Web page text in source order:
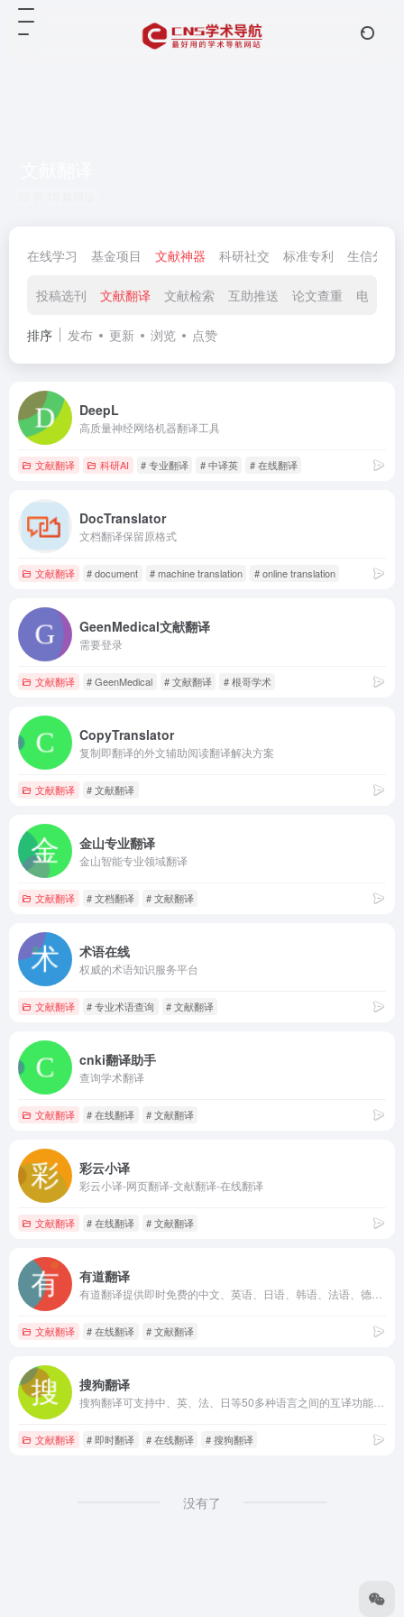
在线学习 基金项目 文献神器 科研社交 标准专利 生信分析
投稿选刊 文献翻译 文献检索 互助推送 论文查重 电子图
排序 发布 更新 浏览 点赞
DeepL
高质量神经网络机器翻译工具
文献翻译 科研AI # 专业翻译 # 中译英 # 在线翻译
DocTranslator
文档翻译保留原格式
文献翻译 # document # machine translation # online translation
GeenMedical文献翻译
需要登录
文献翻译 # GeenMedical # 文献翻译 # 根哥学术
CopyTranslator
复制即翻译的外文辅助阅读翻译解决方案
文献翻译 # 文献翻译
金山专业翻译
金山智能专业领域翻译
文献翻译 # 文档翻译 # 文献翻译
术语在线
权威的术语知识服务平台
文献翻译 # 专业术语查询 # 文献翻译
cnki翻译助手
查询学术翻译
文献翻译 # 在线翻译 # 文献翻译
彩云小译
彩云小译-网页翻译-文献翻译-在线翻译
文献翻译 # 在线翻译 # 文献翻译
有道翻译
文献翻译 # 在线翻译 # 文献翻译
搜狗翻译
文献翻译 # 即时翻译 # 在线翻译 # 搜狗翻译
没有了